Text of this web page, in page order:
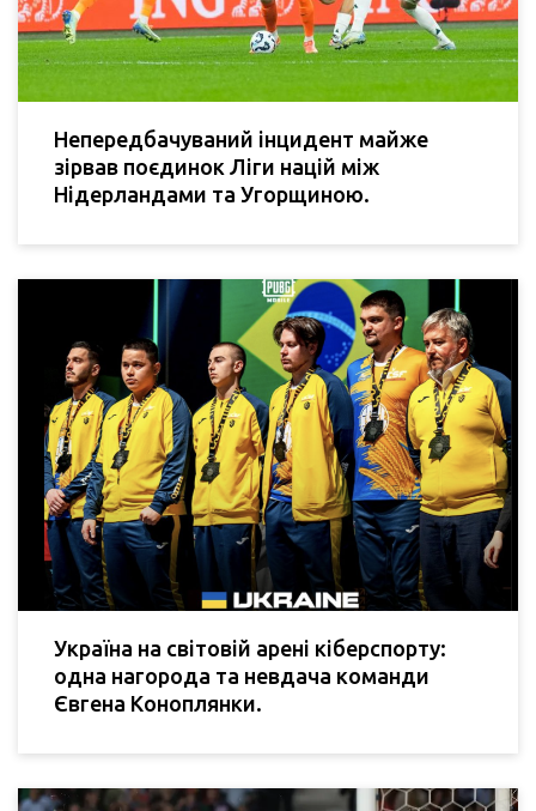
Непередбачуваний інцидент майже
зірвав поєдинок Ліги націй між
Нідерландами та Угорщиною.
Україна на світовій арені кіберспорту:
одна нагорода та невдача команди
Євгена Коноплянки.